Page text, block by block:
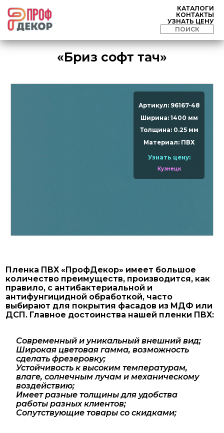
КАТАЛОГИ
КОНТАКТЫ
УЗНАТЬ ЦЕНУ
«Бриз софт тач»
Артикул: 96167-48
Ширина: 1400 мм
Толщина: 0.25 мм
Материал: ПВХ
Узнать цену:
Кузнецк
Пленка ПВХ «ПрофДекор» имеет большое
количество преимуществ, производится, как
правило, с антибактериальной и
антифунгицидной обработкой, часто
выбирают для покрытия фасадов из МДФ или
ДСП. Главное достоинства нашей пленки ПВХ:
Современный и уникальный внешний вид;
Широкая цветовая гамма, возможность
сделать фрезеровку;
Устойчивость к высоким температурам,
влаге, солнечным лучам и механическому
воздействию;
Имеет разные толщины для удобства
работы разных клиентов;
Сопутствующие товары со скидками;